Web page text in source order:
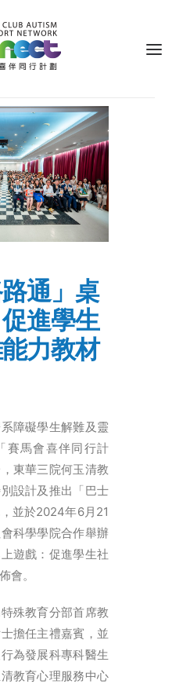
路通」桌
進學生
力教材
障礙學生解難及靈
賽馬會喜伴同行計
東華三院何玉清教
設計及推出「巴士
並於2024年6月21
科學學院合作舉辦
遊戲：促進學生社
會。
殊教育分部首席教
擔任主禮嘉賓，並
為發展科專科醫生
教育心理服務中心